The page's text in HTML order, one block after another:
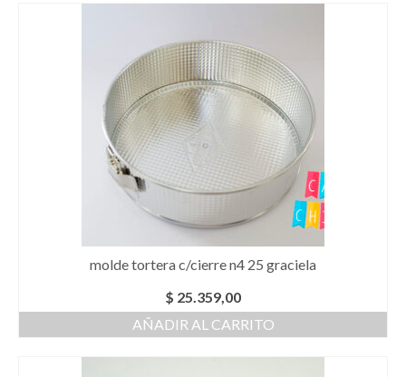
molde tortera c/cierre n4 25 graciela
$ 25.359,00
AÑADIR AL CARRITO